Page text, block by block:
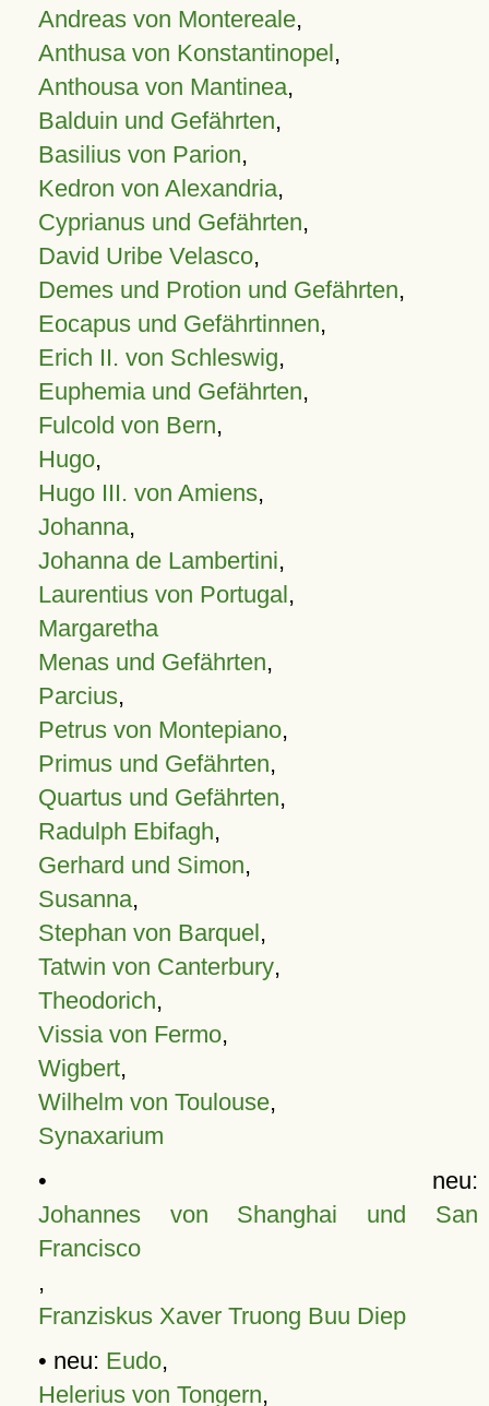
Andreas von Montereale,
Anthusa von Konstantinopel,
Anthousa von Mantinea,
Balduin und Gefährten,
Basilius von Parion,
Kedron von Alexandria,
Cyprianus und Gefährten,
David Uribe Velasco,
Demes und Protion und Gefährten,
Eocapus und Gefährtinnen,
Erich II. von Schleswig,
Euphemia und Gefährten,
Fulcold von Bern,
Hugo,
Hugo III. von Amiens,
Johanna,
Johanna de Lambertini,
Laurentius von Portugal,
Margaretha
Menas und Gefährten,
Parcius,
Petrus von Montepiano,
Primus und Gefährten,
Quartus und Gefährten,
Radulph Ebifagh,
Gerhard und Simon,
Susanna,
Stephan von Barquel,
Tatwin von Canterbury,
Theodorich,
Vissia von Fermo,
Wigbert,
Wilhelm von Toulouse,
Synaxarium
• neu:
Johannes von Shanghai und San
Francisco
,
Franziskus Xaver Truong Buu Diep
• neu: Eudo,
Helerius von Tongern,